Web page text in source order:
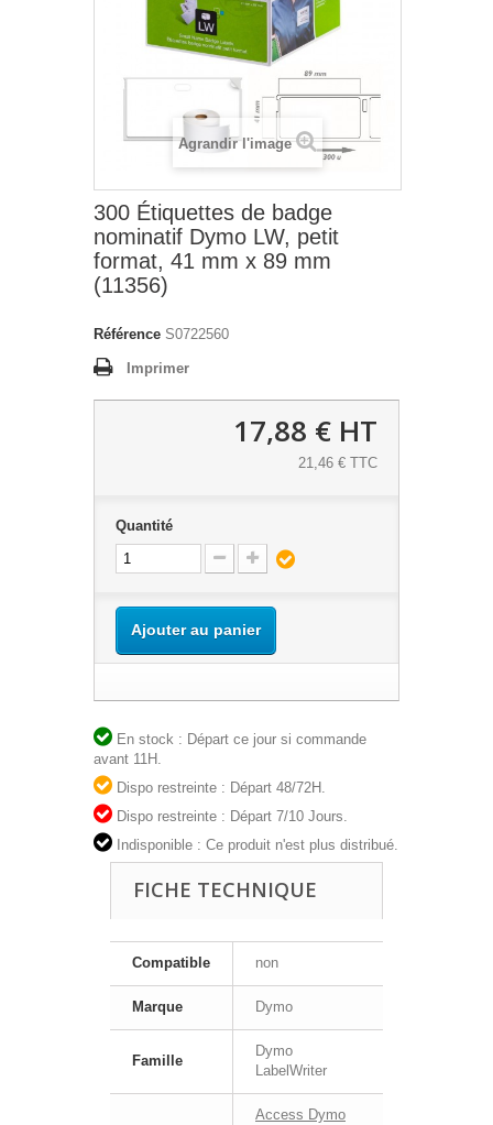
Agrandir l'image
300 Étiquettes de badge
nominatif Dymo LW, petit
format, 41 mm x 89 mm
(11356)
Référence S0722560
Imprimer
17,88 € HT
21,46 € TTC
Quantité
Ajouter au panier
En stock : Départ ce jour si commande
avant 11H.
Dispo restreinte : Départ 48/72H.
Dispo restreinte : Départ 7/10 Jours.
Indisponible : Ce produit n'est plus distribué.
FICHE TECHNIQUE
Compatible non
Marque Dymo
Famille
Dymo
LabelWriter
Access Dymo